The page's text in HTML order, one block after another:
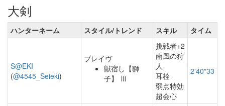
大剣
ハンターネーム スタイル/トレンド スキル タイム
S@EKI
(@4545_Seieki)
ブレイヴ
獣宿し【獅
子】 Ⅲ
挑戦者+2
南風の狩
人
耳栓
弱点特効
超会心
2'40"33